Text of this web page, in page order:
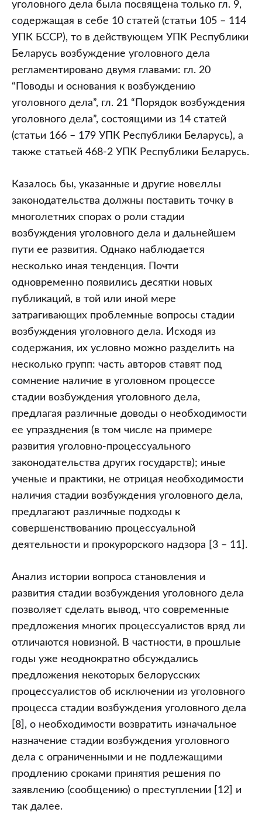
уголовного дела была посвящена только гл. 9,
содержащая в себе 10 статей (статьи 105 – 114
УПК БССР), то в действующем УПК Республики
Беларусь возбуждение уголовного дела
регламентировано двумя главами: гл. 20
“Поводы и основания к возбуждению
уголовного дела”, гл. 21 “Порядок возбуждения
уголовного дела”, состоящими из 14 статей
(статьи 166 – 179 УПК Республики Беларусь), а
также статьей 468-2 УПК Республики Беларусь.
Казалось бы, указанные и другие новеллы
законодательства должны поставить точку в
многолетних спорах о роли стадии
возбуждения уголовного дела и дальнейшем
пути ее развития. Однако наблюдается
несколько иная тенденция. Почти
одновременно появились десятки новых
публикаций, в той или иной мере
затрагивающих проблемные вопросы стадии
возбуждения уголовного дела. Исходя из
содержания, их условно можно разделить на
несколько групп: часть авторов ставят под
сомнение наличие в уголовном процессе
стадии возбуждения уголовного дела,
предлагая различные доводы о необходимости
ее упразднения (в том числе на примере
развития уголовно-процессуального
законодательства других государств); иные
ученые и практики, не отрицая необходимости
наличия стадии возбуждения уголовного дела,
предлагают различные подходы к
совершенствованию процессуальной
деятельности и прокурорского надзора [3 – 11].
Анализ истории вопроса становления и
развития стадии возбуждения уголовного дела
позволяет сделать вывод, что современные
предложения многих процессуалистов вряд ли
отличаются новизной. В частности, в прошлые
годы уже неоднократно обсуждались
предложения некоторых белорусских
процессуалистов об исключении из уголовного
процесса стадии возбуждения уголовного дела
[8], о необходимости возвратить изначальное
назначение стадии возбуждения уголовного
дела с ограниченными и не подлежащими
продлению сроками принятия решения по
заявлению (сообщению) о преступлении [12] и
так далее.